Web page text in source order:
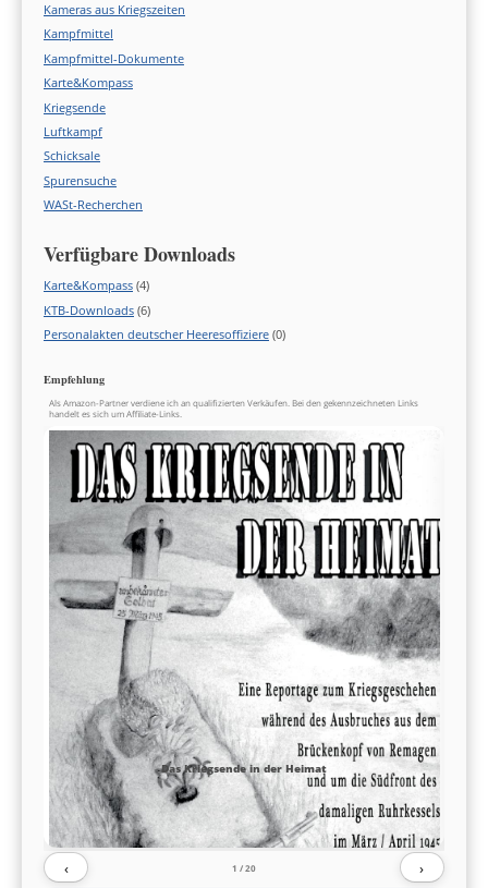
Kameras aus Kriegszeiten
Kampfmittel
Kampfmittel-Dokumente
Karte&Kompass
Kriegsende
Luftkampf
Schicksale
Spurensuche
WASt-Recherchen
Verfügbare Downloads
Karte&Kompass (4)
KTB-Downloads (6)
Personalakten deutscher Heeresoffiziere (0)
Empfehlung
Als Amazon-Partner verdiene ich an qualifizierten Verkäufen. Bei den gekennzeichneten Links
handelt es sich um Affiliate-Links.
Das Kriegsende in der Heimat
‹ 1 / 20 ›